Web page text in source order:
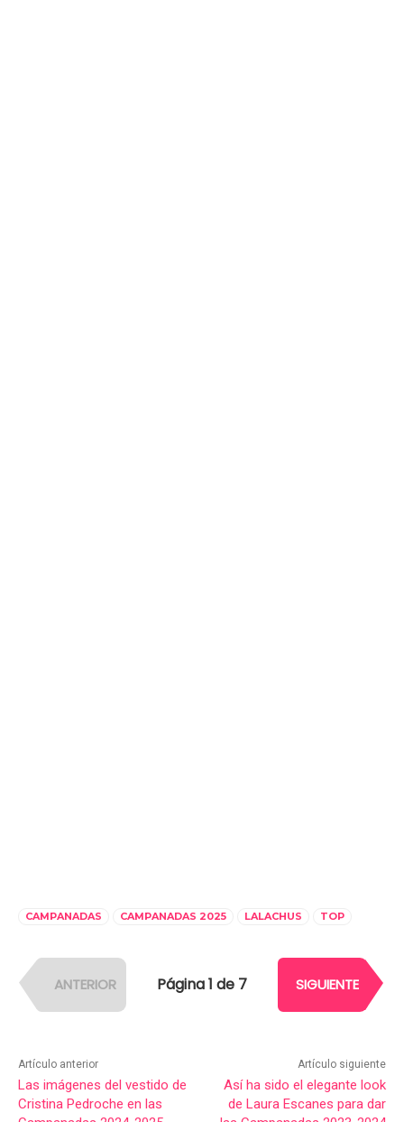
CAMPANADAS CAMPANADAS 2025 LALACHUS TOP
ANTERIOR Página 1 de 7 SIGUIENTE
Artículo anterior
Las imágenes del vestido de
Cristina Pedroche en las
Artículo siguiente
Así ha sido el elegante look
de Laura Escanes para dar